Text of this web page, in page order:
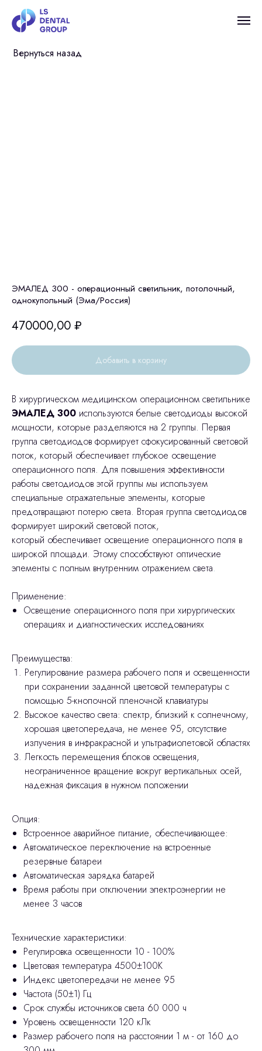
Вернуться назад
ЭМАЛЕД 300 - операционный светильник, потолочный,
однокупольный (Эма/Россия)
470000,00 ₽
Добавить в корзину
В хирургическом медицинском операционном светильнике
ЭМАЛЕД 300 используются белые светодиоды высокой
мощности, которые разделяются на 2 группы. Первая
группа светодиодов формирует сфокусированный световой
поток, который обеспечивает глубокое освещение
операционного поля. Для повышения эффективности
работы светодиодов этой группы мы используем
специальные отражательные элементы, которые
предотвращают потерю света. Вторая группа светодиодов
формирует широкий световой поток,
который обеспечивает освещение операционного поля в
широкой площади. Этому способствуют оптические
элементы с полным внутренним отражением света.
Применение:
Освещение операционного поля при хирургических
операциях и диагностических исследованиях
Преимущества:
Регулирование размера рабочего поля и освещенности
при сохранении заданной цветовой температуры с
помощью 5-кнопочной пленочной клавиатуры
Высокое качество света: спектр, близкий к солнечному,
хорошая цветопередача, не менее 95, отсутствие
излучения в инфракрасной и ультрафиолетовой областях
Легкость перемещения блоков освещения,
неограниченное вращение вокруг вертикальных осей,
надежная фиксация в нужном положении
Опция:
Встроенное аварийное питание, обеспечивающее:
Автоматическое переключение на встроенные
резервные батареи
Автоматическая зарядка батарей
Время работы при отключении электроэнергии не
менее 3 часов
Технические характеристики:
Регулировка освещенности 10 - 100%
Цветовая температура 4500±100К
Индекс цветопередачи не менее 95
Частота (50±1) Гц
Срок службы источников света 60 000 ч
Уровень освещенности 120 кЛк
Размер рабочего поля на расстоянии 1 м - от 160 до